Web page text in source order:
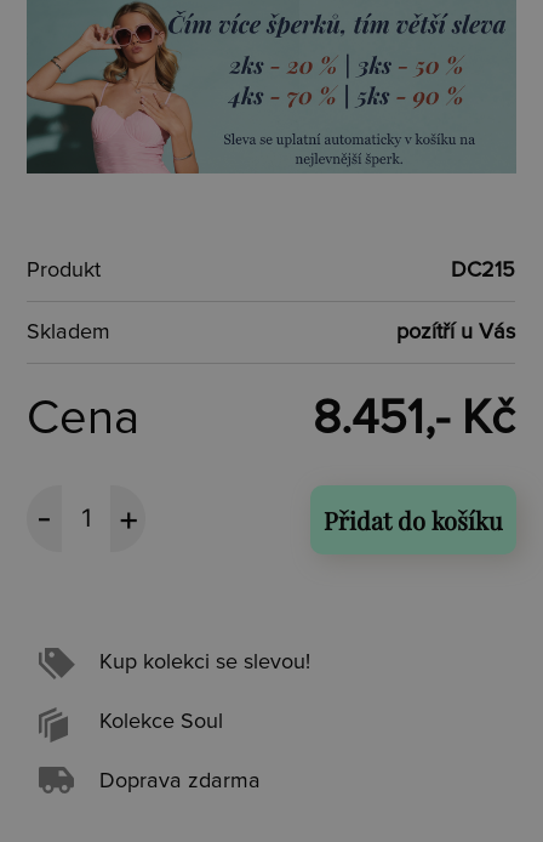
Produkt DC215
Skladem pozítří u Vás
Cena 8.451,- Kč
Přidat do košíku
Kup kolekci se slevou!
Kolekce Soul
Doprava zdarma